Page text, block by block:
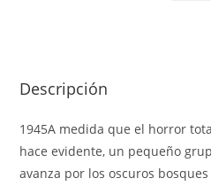
Descripción
1945A medida que el horror
hace evidente, un pequeño
avanza por los oscuros